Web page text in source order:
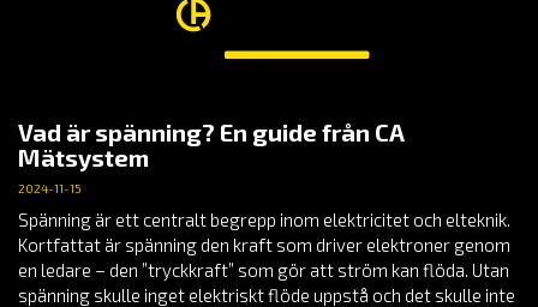
Vad är spänning? En guide från CA
Mätsystem
2024-11-15
Spänning är ett centralt begrepp inom elektricitet och elteknik.
Kortfattat är spänning den kraft som driver elektroner genom
en ledare – den ”tryckkraft” som gör att ström kan flöda. Utan
spänning skulle inget elektriskt flöde uppstå och det skulle inte